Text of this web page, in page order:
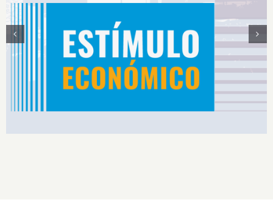
Estímulos Económicos para Deportistas de Alto
Rendimiento IS2026